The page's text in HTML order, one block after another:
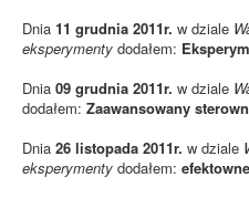
Dnia 11 grudnia 2011r. w dziale
eksperymenty dodałem:
Dnia 09 grudnia 2011r. w dziale
dodałem: Zaawansowany
Dnia 26 listopada 2011r. w dziale
eksperymenty dodałem: